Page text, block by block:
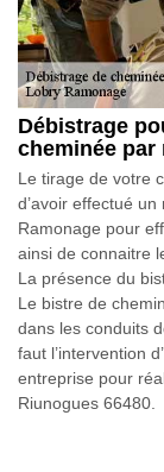
Débistrage
cheminée par
Le tirage de votre
d’avoir effectué
Ramonage pour
ainsi de connaitre
La présence du
Le bistre de
dans les conduits
faut l’intervention
entreprise pour
Riunogues 66480.